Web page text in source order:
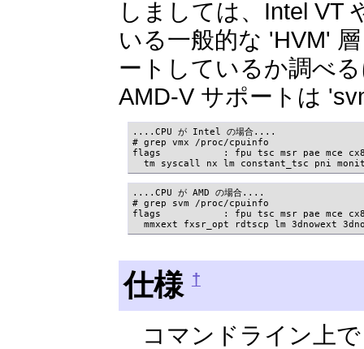
しましては、Intel VT
いる一般的な 'HVM'
ートしているか調べ
AMD-V サポートは
....CPU が Intel の場合....
# grep vmx /proc/cpuinfo
flags           : fpu tsc msr pae mce cx8
tm syscall nx lm constant_tsc pni
....CPU が AMD の場合....
# grep svm /proc/cpuinfo
flags           : fpu tsc msr pae mce cx8
mmxext fxsr_opt rdtscp lm 3dnowext
仕様 †
コマンドライン上で